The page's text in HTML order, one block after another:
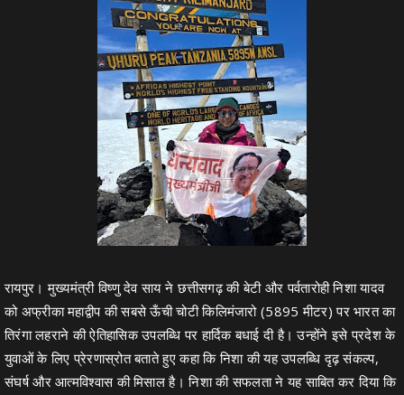
रायपुर। मुख्यमंत्री विष्णु देव साय ने छत्तीसगढ़ की बेटी और पर्वतारोही निशा यादव
को अफ्रीका महाद्वीप की सबसे ऊँची चोटी किलिमंजारो (5895 मीटर) पर भारत का
तिरंगा लहराने की ऐतिहासिक उपलब्धि पर हार्दिक बधाई दी है। उन्होंने इसे प्रदेश के
युवाओं के लिए प्रेरणास्रोत बताते हुए कहा कि निशा की यह उपलब्धि दृढ़ संकल्प,
संघर्ष और आत्मविश्वास की मिसाल है। निशा की सफलता ने यह साबित कर दिया कि